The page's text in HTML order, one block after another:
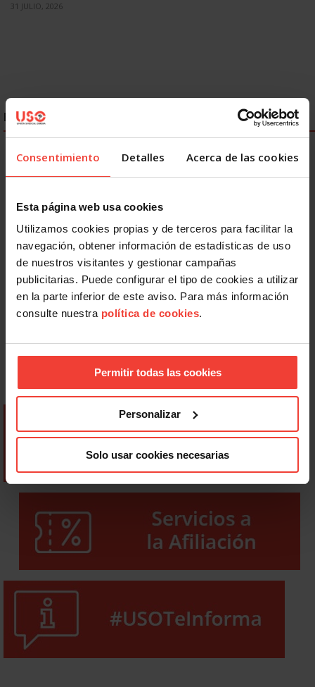
Consentimiento Detalles Acerca de las cookies
Esta página web usa cookies
Utilizamos cookies propias y de terceros para facilitar la
navegación, obtener información de estadísticas de uso
de nuestros visitantes y gestionar campañas
publicitarias. Puede configurar el tipo de cookies a utilizar
en la parte inferior de este aviso. Para más información
consulte nuestra política de cookies.
Permitir todas las cookies
Personalizar
Solo usar cookies necesarias
31 JULIO, 2026
ENLACES DESTACADOS